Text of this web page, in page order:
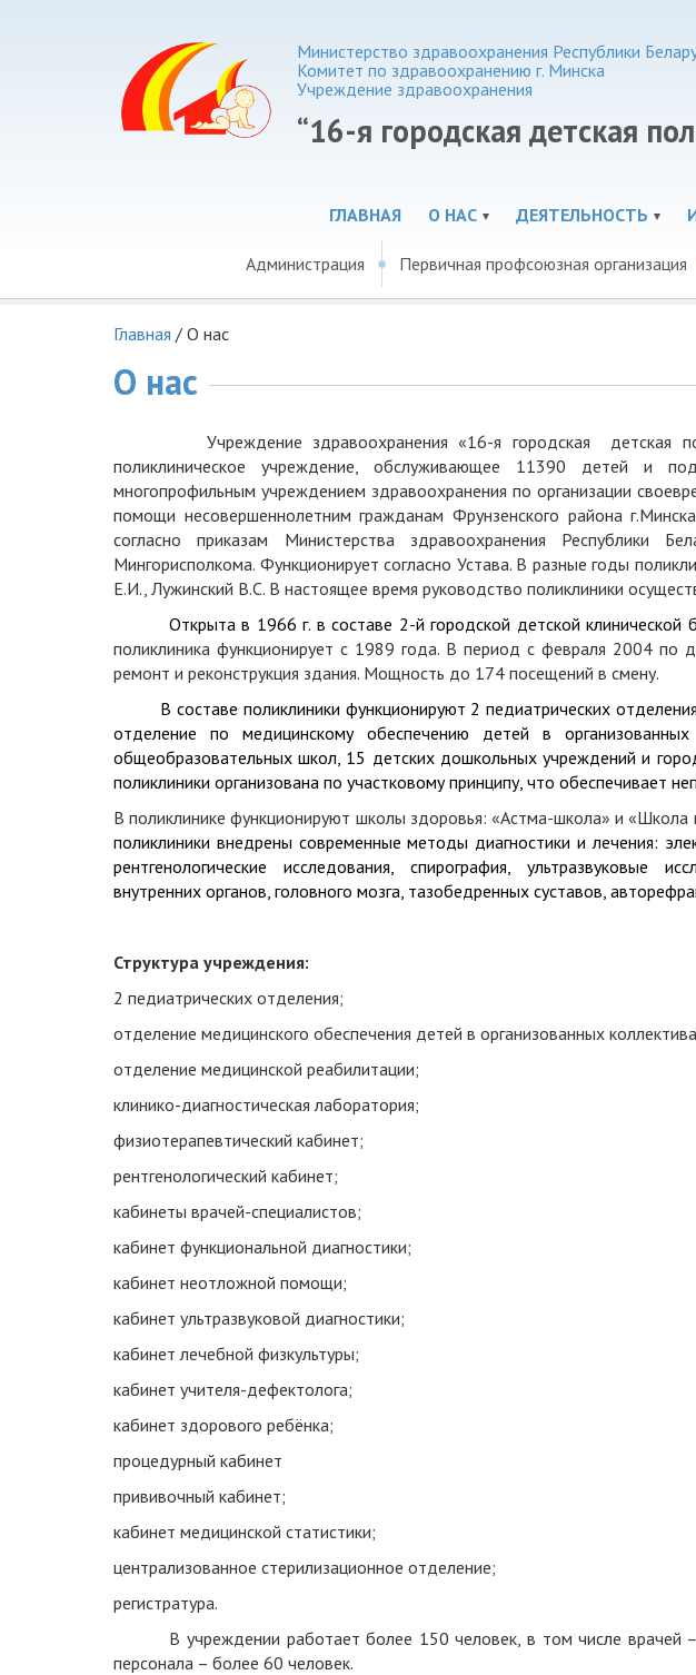
Министерство здравоохранения Республики
Комитет по здравоохранению г. Минска
Учреждение здравоохранения
“16-я городская детская
ГЛАВНАЯ О НАС ДЕЯТЕЛЬНОСТЬ
Администрация Первичная профсоюзная организация
Главная / О нас
О нас
Учреждение здравоохранения «16-я городская детская
поликлиническое учреждение, обслуживающее 11390 детей и
многопрофильным учреждением здравоохранения по организации
помощи несовершеннолетним гражданам Фрунзенского района
согласно приказам Министерства здравоохранения Республики
Мингорисполкома. Функционирует согласно Устава. В разные годы
Е.И., Лужинский В.С. В настоящее время руководство поликлиники
Открыта в 1966 г. в составе 2-й городской детской клинической
поликлиника функционирует с 1989 года. В период с февраля 2004 по
ремонт и реконструкция здания. Мощность до 174 посещений в смену.
В составе поликлиники функционируют 2 педиатрических
отделение по медицинскому обеспечению детей в
общеобразовательных школ, 15 детских дошкольных учреждений и
поликлиники организована по участковому принципу, что обеспечивает
В поликлинике функционируют школы здоровья: «Астма-школа» и «Школа
поликлиники внедрены современные методы диагностики и лечения:
рентгенологические исследования, спирография, ультразвуковые
внутренних органов, головного мозга, тазобедренных суставов,
Структура учреждения:
2 педиатрических отделения;
отделение медицинского обеспечения детей в организованных
отделение медицинской реабилитации;
клинико-диагностическая лаборатория;
физиотерапевтический кабинет;
рентгенологический кабинет;
кабинеты врачей-специалистов;
кабинет функциональной диагностики;
кабинет неотложной помощи;
кабинет ультразвуковой диагностики;
кабинет лечебной физкультуры;
кабинет учителя-дефектолога;
кабинет здорового ребёнка;
процедурный кабинет
прививочный кабинет;
кабинет медицинской статистики;
централизованное стерилизационное отделение;
регистратура.
В учреждении работает более 150 человек, в том числе врачей –
персонала – более 60 человек.